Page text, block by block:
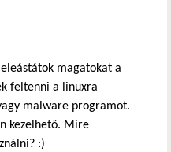
magatokat a
feltenni a linuxra
malware programot.
kezelhető. Mire
:)